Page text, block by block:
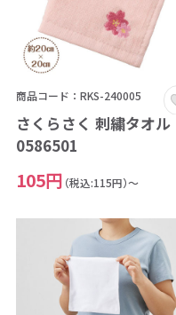
商品コード：RKS-240005
さくらさく 刺繍タオル
0586501
105円 （税込:115円）～